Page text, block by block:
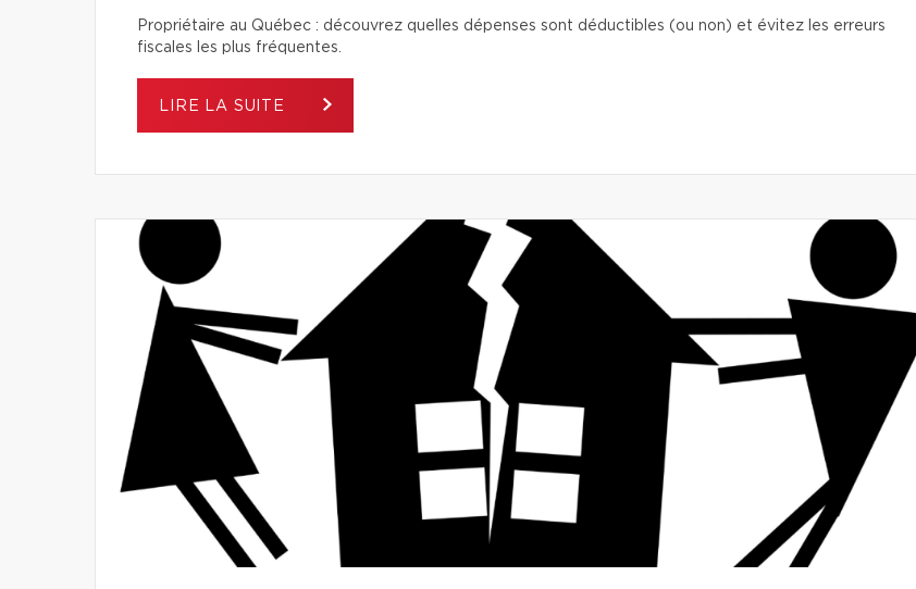
Propriétaire au Québec : découvrez quelles dépenses sont déductibles (ou non) et évitez les erreurs
fiscales les plus fréquentes.
LIRE LA SUITE